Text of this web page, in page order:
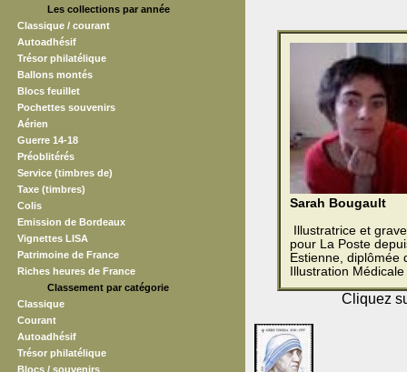
Les collections par année
Classique / courant
Autoadhésif
Trésor philatélique
Ballons montés
Blocs feuillet
Pochettes souvenirs
Aérien
Guerre 14-18
Préoblitérés
Service (timbres de)
Taxe (timbres)
Colis
Emission de Bordeaux
Vignettes LISA
Patrimoine de France
Riches heures de France
Classement par catégorie
Classique
Courant
Autoadhésif
Trésor philatélique
Blocs / souvenirs
Sarah Bougault
Illustratrice et
pour La Poste
Estienne, diplômée
Illustration Médicale
Cliquez